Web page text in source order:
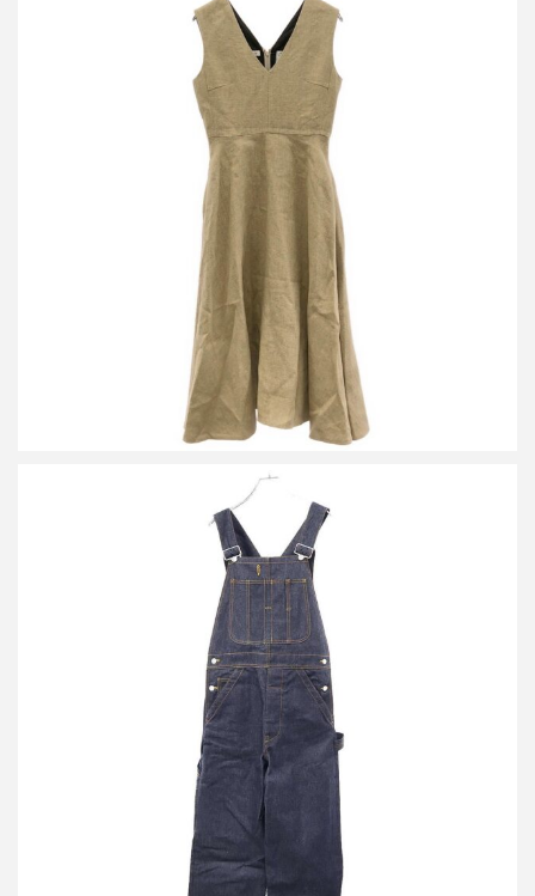
マディソンブルー 19SS NOSLEEVE V NECK FIT&FLARE
DRESS LINEN リネンワンピース MB191-4009 ベージュ 02(M)
マディソンブルー 24AW BIBALL WIDE PT NO FADE DENIM デニ
ムオーバーオール MB244-4001
買取金額28,000円
詳しく見る